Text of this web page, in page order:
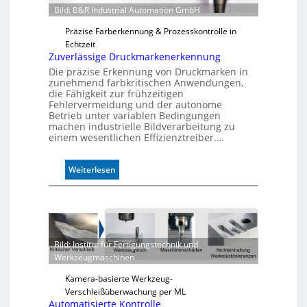
Bild: B&R Industrial Automation GmbH
Präzise Farberkennung & Prozesskontrolle in
Echtzeit
Zuverlässige Druckmarkenerkennung
Die präzise Erkennung von Druckmarken in
zunehmend farbkritischen Anwendungen,
die Fähigkeit zur frühzeitigen
Fehlervermeidung und der autonome
Betrieb unter variablen Bedingungen
machen industrielle Bildverarbeitung zu
einem wesentlichen Effizienztreiber.…
Weiterlesen
Z
v
e
r
l
ä
Bild: Institut für Fertigungstechnik und
Werkzeugmaschinen
Kamera-basierte Werkzeug-
Verschleißüberwachung per ML
Automatisierte Kontrolle